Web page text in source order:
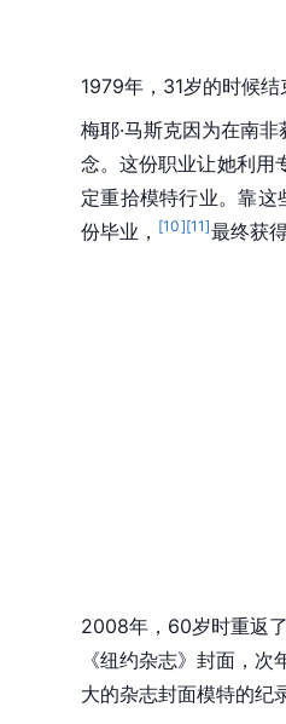
1979年，31岁的时候
梅耶·马斯克因为在南
念。这份职业让她利用
定重拾模特行业。靠
份毕业， [10][11]最终获
2008年，60岁时重返
《纽约杂志》封面，
大的杂志封面模特的纪